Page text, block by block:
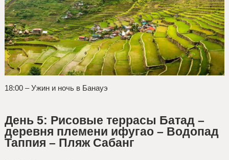
18:00 – Ужин и ночь в Банауэ
День 5: Рисовые террасы Батад –
деревня племени ифугао – Водопад
Таппия – Пляж Сабанг